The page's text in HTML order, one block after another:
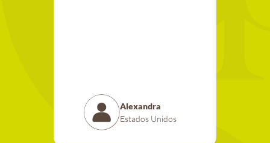
Alexandra
Estados Unidos